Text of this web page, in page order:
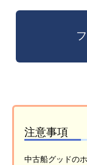
注意事項
中古船グッドの